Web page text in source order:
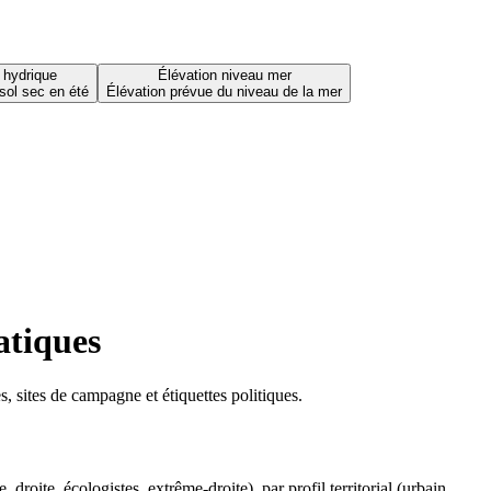
sec en été
Élévation niveau mer
Élévation prévue du niveau de la mer
sites de campagne et étiquettes politiques.